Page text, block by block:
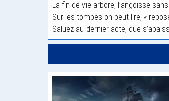
La fin de vie arbore, l’angoisse
Sur les tombes on peut lire, «
Saluez au dernier acte, que